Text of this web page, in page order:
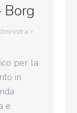
Borg
per la
in
e